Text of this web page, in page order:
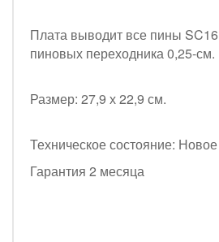
Плата выводит все пины
пиновых переходника 0,25-см.
Размер: 27,9 х 22,9 см.
Техническое состояние: Новое
Гарантия 2 месяца